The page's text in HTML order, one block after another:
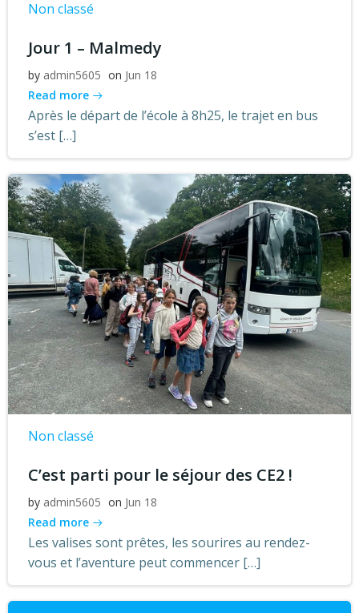
Non classé
Jour 1 – Malmedy
by admin5605 on Jun 18
Read more
Après le départ de l’école à 8h25, le trajet en bus
s’est […]
Non classé
C’est parti pour le séjour des CE2 !
by admin5605 on Jun 18
Read more
Les valises sont prêtes, les sourires au rendez-
vous et l’aventure peut commencer […]